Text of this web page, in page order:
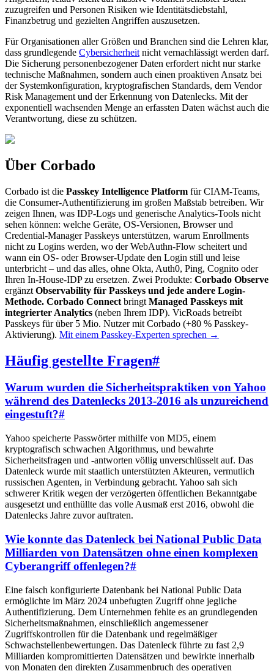
zuzugreifen und Personen Risiken wie Identitätsdiebstahl,
Finanzbetrug und gezielten Angriffen auszusetzen.
Für Organisationen aller Größen und Branchen sind die Lehren klar,
dass grundlegende Cybersicherheit nicht vernachlässigt werden darf.
Die Sicherung personenbezogener Daten erfordert nicht nur starke
technische Maßnahmen, sondern auch einen proaktiven Ansatz bei
der Systemkonfiguration, kryptografischen Standards, dem Vendor
Risk Management und der Erkennung von Datenlecks. Mit der
exponentiell wachsenden Menge an erfassten Daten wächst auch die
Verantwortung, diese zu schützen.
Über Corbado
Corbado ist die Passkey Intelligence Platform für CIAM-Teams,
die Consumer-Authentifizierung im großen Maßstab betreiben. Wir
zeigen Ihnen, was IDP-Logs und generische Analytics-Tools nicht
sehen können: welche Geräte, OS-Versionen, Browser und
Credential-Manager Passkeys unterstützen, warum Enrollments
nicht zu Logins werden, wo der WebAuthn-Flow scheitert und
wann ein OS- oder Browser-Update den Login still und leise
unterbricht – und das alles, ohne Okta, Auth0, Ping, Cognito oder
Ihren In-House-IDP zu ersetzen. Zwei Produkte: Corbado Observe
ergänzt Observability für Passkeys und jede andere Login-
Methode. Corbado Connect bringt Managed Passkeys mit
integrierter Analytics (neben Ihrem IDP). VicRoads betreibt
Passkeys für über 5 Mio. Nutzer mit Corbado (+80 % Passkey-
Aktivierung). Mit einem Passkey-Experten sprechen →
Häufig gestellte Fragen#
Warum wurden die Sicherheitspraktiken von Yahoo
während des Datenlecks 2013-2016 als unzureichend
eingestuft?#
Yahoo speicherte Passwörter mithilfe von MD5, einem
kryptografisch schwachen Algorithmus, und bewahrte
Sicherheitsfragen und -antworten völlig unverschlüsselt auf. Das
Datenleck wurde mit staatlich unterstützten Akteuren, vermutlich
russischen Agenten, in Verbindung gebracht. Yahoo sah sich
schwerer Kritik wegen der verzögerten öffentlichen Bekanntgabe
ausgesetzt und enthüllte das volle Ausmaß erst 2016, obwohl die
Datenlecks Jahre zuvor auftraten.
Wie konnte das Datenleck bei National Public Data
Milliarden von Datensätzen ohne einen komplexen
Cyberangriff offenlegen?#
Eine falsch konfigurierte Datenbank bei National Public Data
ermöglichte im März 2024 unbefugten Zugriff ohne jegliche
Authentifizierung. Dem Unternehmen fehlte es an grundlegenden
Sicherheitsmaßnahmen, einschließlich angemessener
Zugriffskontrollen für die Datenbank und regelmäßiger
Schwachstellenbewertungen. Das Datenleck führte zu fast 2,9
Milliarden kompromittierten Datensätzen und bewirkte innerhalb
von Monaten den direkten Zusammenbruch des operativen